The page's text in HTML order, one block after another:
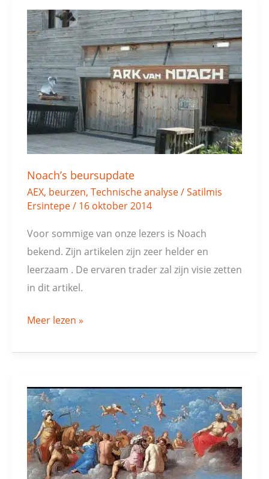
Noach’s beursupdate
AEX, beurzen, Technische analyse/Satilmis
Ersintepe/ 16 oktober 2014
Voor sommige van onze lezers is Noach
bekend. Zijn artikelen zijn zeer helder en
leerzaam . De ervaren trader zal zijn visie zetten
in dit artikel.
Noach’s
beursupdate
Meer lezen »
Wie
wil
Zien
ziet
Niets